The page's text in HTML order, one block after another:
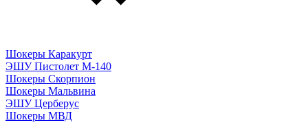
Шокеры Каракурт
ЭШУ Пистолет М-140
Шокеры Скорпион
Шокеры Мальвина
ЭШУ Церберус
Шокеры МВД